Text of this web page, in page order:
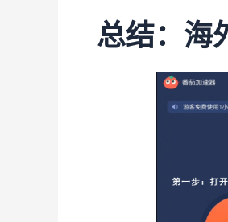
总结：海